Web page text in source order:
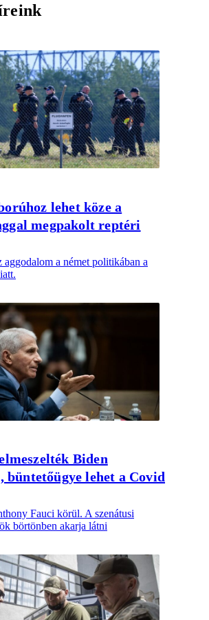
lehet köze a
megpakolt reptéri
aggodalom a német politikában a
Biden
büntetőügye lehet a Covid
Fauci körül. A szenátusi
börtönben akarja látni